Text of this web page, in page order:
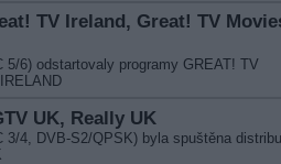
TV Ireland, Great! TV
5/6) odstartovaly programy GREAT! TV
UK, Really UK
3/4, DVB-S2/QPSK) byla spuštěna